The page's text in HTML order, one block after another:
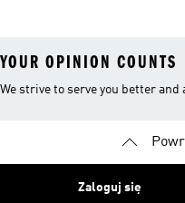
YOUR OPINION COUNTS
We strive to serve you better
Zaloguj się